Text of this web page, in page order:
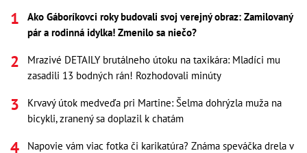
Ako Gáboríkovci roky budovali svoj verejný obraz: Zamilovaný
pár a rodinná idylka! Zmenilo sa niečo?
Mrazivé DETAILY brutálneho útoku na taxikára: Mladíci mu
zasadili 13 bodných rán! Rozhodovali minúty
Krvavý útok medveďa pri Martine: Šelma dohrýzla muža na
bicykli, zranený sa doplazil k chatám
Napovie vám viac fotka či karikatúra? Známa speváčka drela v